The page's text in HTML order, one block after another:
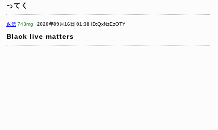
ってく
返信 743mg 2020年09月16日 01:38 ID:QxNzEzOTY
Black live matters